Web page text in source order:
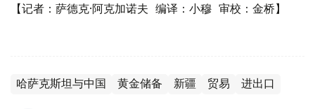
【记者：萨德克·阿克加诺夫 编译：小穆 审校：金桥】
哈萨克斯坦与中国 黄金储备 新疆 贸易 进出口